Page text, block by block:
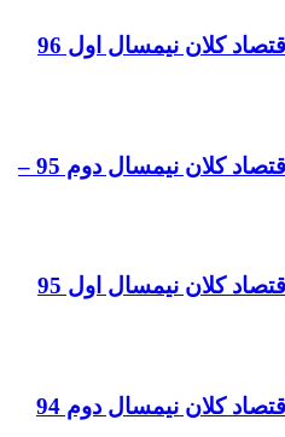
دانلود رایگان نمونه سوال اقتصاد کلان نیمسال اول 96
دانلود رایگان نمونه سوال اقتصاد کلان نیمسال دوم 95 –
دانلود رایگان نمونه سوال اقتصاد کلان نیمسال اول 95
دانلود رایگان نمونه سوال اقتصاد کلان نیمسال دوم 94